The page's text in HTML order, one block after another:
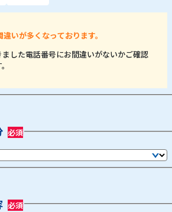
いが多くなっております。
した電話番号にお間違いがないかご確認